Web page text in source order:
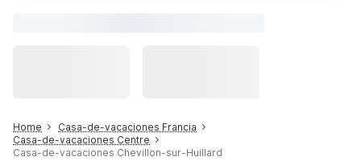
Home
Casa-de-vacaciones Francia
Casa-de-vacaciones Centre
Casa-de-vacaciones Chevillon-sur-Huillard